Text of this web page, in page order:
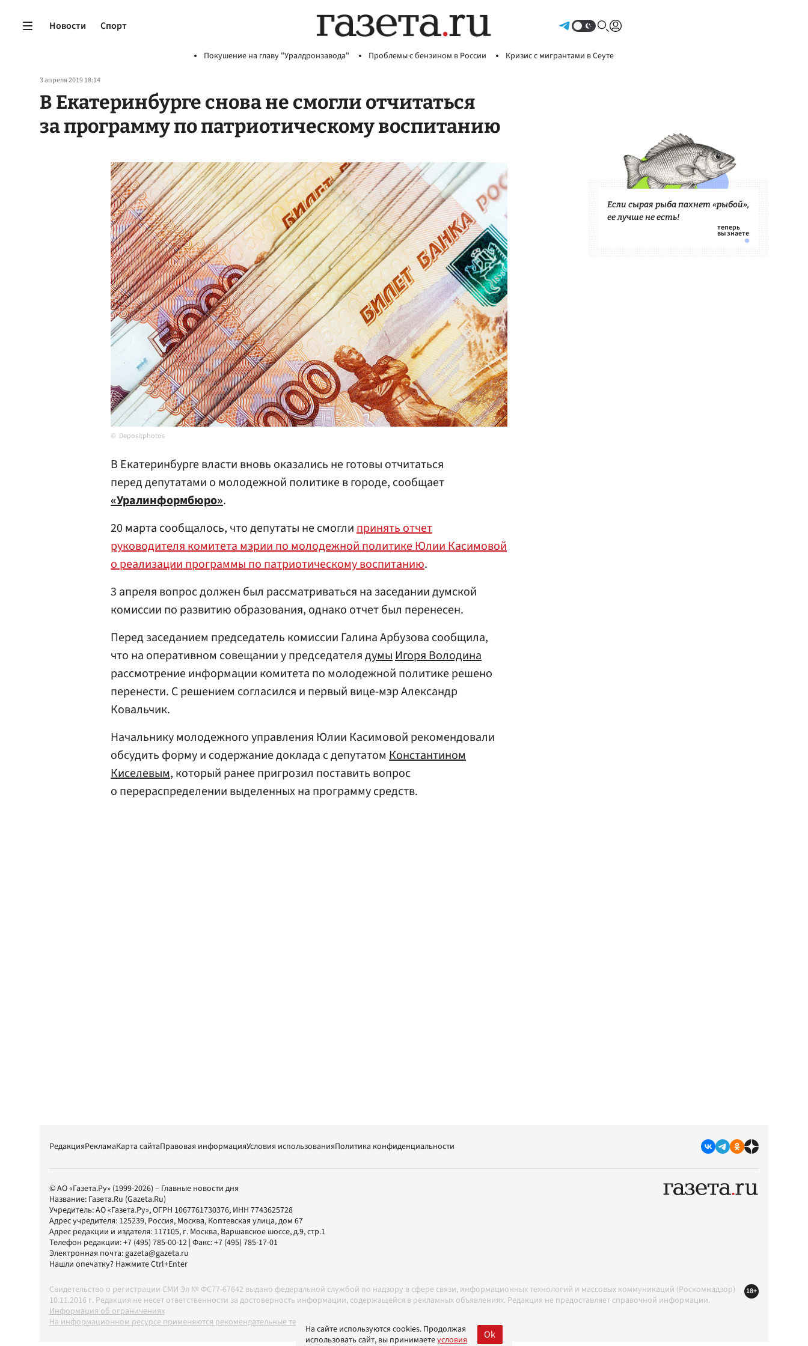
Новости Спорт
Покушение на главу "Уралдронзавода" Проблемы с бензином в России Кризис с мигрантами в Сеуте
3 апреля 2019 18:14
В Екатеринбурге снова не смогли отчитаться
за программу по патриотическому воспитанию
Depositphotos
В Екатеринбурге власти вновь оказались не готовы отчитаться
перед депутатами о молодежной политике в городе, сообщает
«Уралинформбюро».
20 марта сообщалось, что депутаты не смоглипринять отчет
руководителя комитета мэрии по молодежной политике Юлии Касимовой
о реализации программы по патриотическому воспитанию.
3 апреля вопрос должен был рассматриваться на заседании думской
комиссии по развитию образования, однако отчет был перенесен.
Перед заседанием председатель комиссии Галина Арбузова сообщила,
что на оперативном совещании у председателядумыИгоря Володина
рассмотрение информации комитета по молодежной политике решено
перенести. С решением согласился и первый вице-мэр Александр
Ковальчик.
Начальнику молодежного управления Юлии Касимовой рекомендовали
обсудить форму и содержание доклада с депутатом Константином
Киселевым, который ранее пригрозил поставить вопрос
о перераспределении выделенных на программу средств.
Если сырая рыба пахнет «рыбой»,
ее лучше не есть!
РедакцияРекламаКарта сайтаПравовая информацияУсловия использованияПолитика конфиденциальности
© АО «Газета.Ру» (1999-2026) – Главные новости дня
Название: Газета.Ru (Gazeta.Ru)
Учредитель:АО «Газета.Ру», ОГРН 1067761730376, ИНН 7743625728
Адрес учредителя: 125239, Россия, Москва, Коптевская улица, дом 67
Адрес редакции и издателя: 117105, г. Москва, Варшавское шоссе, д.9, стр.1
Телефон редакции:+7 (495) 785-00-12 | Факс:+7 (495) 785-17-01
Электронная почта:gazeta@gazeta.ru
Нашли опечатку? Нажмите Ctrl+Enter
Свидетельство о регистрации СМИ Эл № ФС77-67642 выдано федеральной службой по надзору в сфере связи, информационных технологий и массовых коммуникаций (Роскомнадзор)
10.11.2016 г. Редакция не несет ответственности за достоверность информации, содержащейся в рекламных объявлениях. Редакция не предоставляет справочной информации.
Информация об ограничениях
На информационном ресурсе применяются рекомендательные технологии в соответствии с Правилами
18+
На сайте используются cookies. Продолжая
использовать сайт, вы принимаетеусловия Ok